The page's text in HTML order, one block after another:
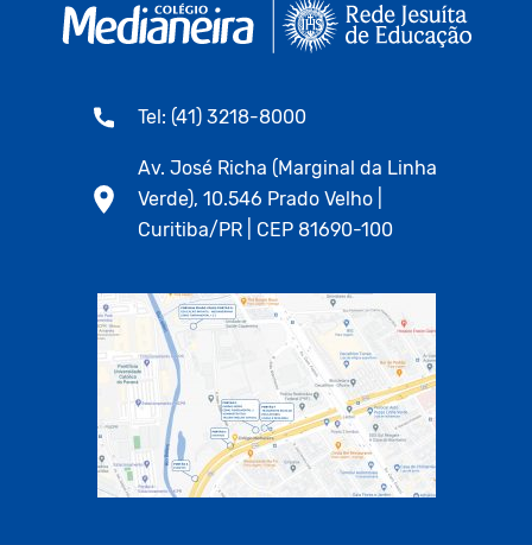
Tel: (41) 3218-8000
Av. José Richa (Marginal da Linha
Verde), 10.546 Prado Velho |
Curitiba/PR | CEP 81690-100